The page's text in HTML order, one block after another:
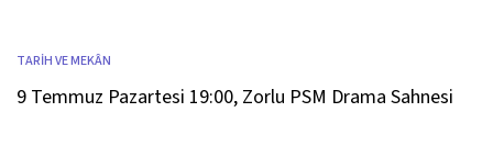
TARİH VE MEKÂN
9 Temmuz Pazartesi 19:00, Zorlu PSM Drama Sahnesi